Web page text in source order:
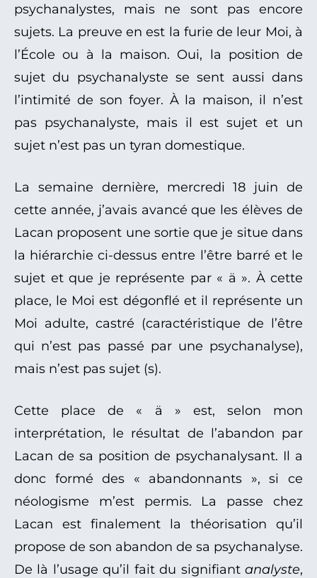
psychanalystes, mais ne sont pas encore
sujets. La preuve en est la furie de leur Moi, à
l’École ou à la maison. Oui, la position de
sujet du psychanalyste se sent aussi dans
l’intimité de son foyer. À la maison, il n’est
pas psychanalyste, mais il est sujet et un
sujet n’est pas un tyran domestique.
La semaine dernière, mercredi 18 juin de
cette année, j’avais avancé que les élèves de
Lacan proposent une sortie que je situe dans
la hiérarchie ci-dessus entre l’être barré et le
sujet et que je représente par « ä ». À cette
place, le Moi est dégonflé et il représente un
Moi adulte, castré (caractéristique de l’être
qui n’est pas passé par une psychanalyse),
mais n’est pas sujet (s).
Cette place de « ä » est, selon mon
interprétation, le résultat de l’abandon par
Lacan de sa position de psychanalysant. Il a
donc formé des « abandonnants », si ce
néologisme m’est permis. La passe chez
Lacan est finalement la théorisation qu’il
propose de son abandon de sa psychanalyse.
De là l’usage qu’il fait du signifiant analyste,